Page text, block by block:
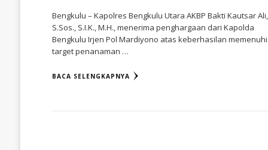
Bengkulu – Kapolres Bengkulu Utara AKBP Bakti Kautsar Ali,
S.Sos., S.I.K., M.H., menerima penghargaan dari Kapolda
Bengkulu Irjen Pol Mardiyono atas keberhasilan memenuhi
target penanaman …
BACA SELENGKAPNYA